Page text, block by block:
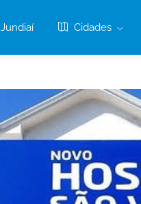
Jundiaí Cidades